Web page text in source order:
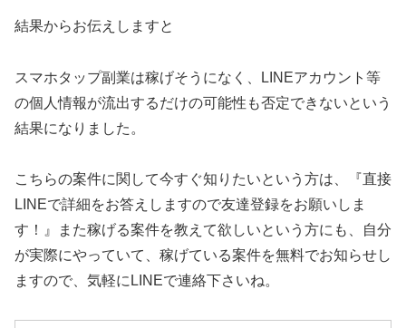
結果からお伝えしますと
スマホタップ副業は稼げそうになく、LINEアカウント等
の個人情報が流出するだけの可能性も否定できないという
結果になりました。
こちらの案件に関して今すぐ知りたいという方は、
『直接
LINEで詳細をお答えしますので友達登録をお願いしま
す！』
また稼げる案件を教えて欲しいという方にも、自分
が実際にやっていて、稼げている案件を無料でお知らせし
ますので、気軽にLINEで連絡下さいね。